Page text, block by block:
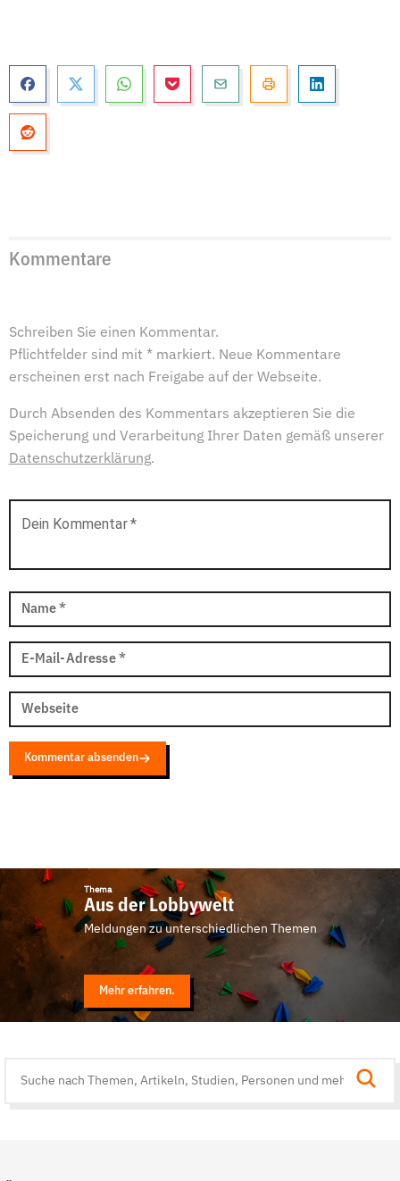
Kommentare
Schreiben Sie einen Kommentar.
Pflichtfelder sind mit * markiert. Neue Kommentare
erscheinen erst nach Freigabe auf der Webseite.
Durch Absenden des Kommentars akzeptieren Sie die
Speicherung und Verarbeitung Ihrer Daten gemäß unserer
Datenschutzerklärung.
Dein Kommentar*
Name *
E-Mail-Adresse *
Webseite
Kommentar absenden
Thema
Aus der Lobbywelt
Meldungen zu unterschiedlichen Themen
Mehr erfahren.